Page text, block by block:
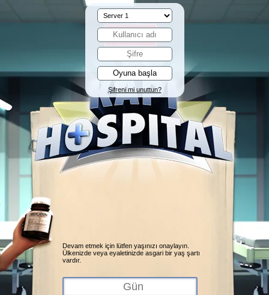
Şifreni mi unuttun?
Devam etmek için lütfen yaşınızı onaylayın.
Ülkenizde veya eyaletinizde asgari bir yaş şartı
vardır.